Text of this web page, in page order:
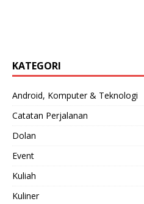
KATEGORI
Android, Komputer & Teknologi
Catatan Perjalanan
Dolan
Event
Kuliah
Kuliner